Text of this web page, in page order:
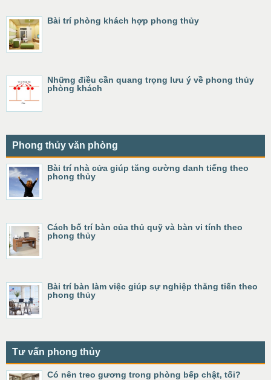
Bài trí phòng khách hợp phong thủy
Những điều cần quang trọng lưu ý về phong thủy
phòng khách
Phong thủy văn phòng
Bài trí nhà cửa giúp tăng cường danh tiếng theo
phong thủy
Cách bố trí bàn của thủ quỹ và bàn vi tính theo
phong thủy
Bài trí bàn làm việc giúp sự nghiệp thăng tiến theo
phong thủy
Tư vấn phong thủy
Có nên treo gương trong phòng bếp chật, tối?